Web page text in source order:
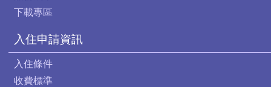
下載專區
入住申請資訊
入住條件
收費標準